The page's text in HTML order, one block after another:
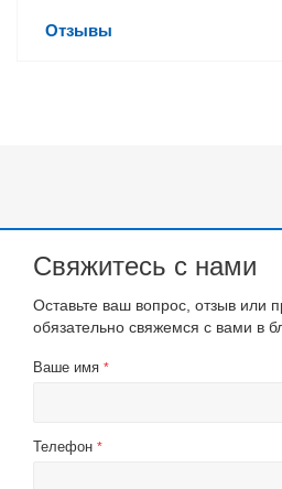
Отзывы
Свяжитесь с нами
Оставьте ваш вопрос, отзыв или
обязательно свяжемся с вами в
Ваше имя *
Телефон *